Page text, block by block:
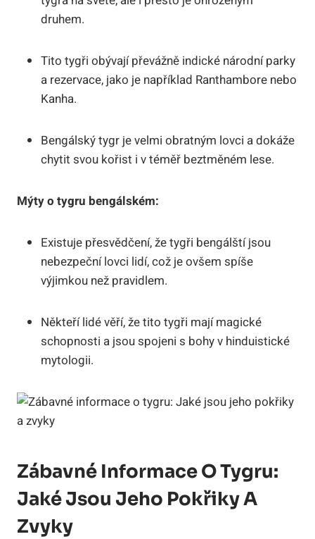
druhem.
Tito tygři obývají převážně indické národní parky
a rezervace, jako je například Ranthambore nebo
Kanha.
Bengálský tygr je velmi obratným lovci a dokáže
chytit svou kořist i v téměř beztměném lese.
Mýty o tygru bengálském:
Existuje přesvědčení, že tygři bengálští jsou
nebezpeční lovci lidí, což je ovšem spíše
výjimkou než pravidlem.
Někteří lidé věří, že tito tygři mají magické
schopnosti a jsou spojeni s bohy v hinduistické
mytologii.
Zábavné Informace O Tygru:
Jaké Jsou Jeho Pokřiky A
Zvyky